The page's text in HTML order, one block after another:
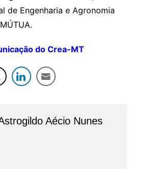
de Engenharia e Agronomia
do Crea-MT
Aécio Nunes